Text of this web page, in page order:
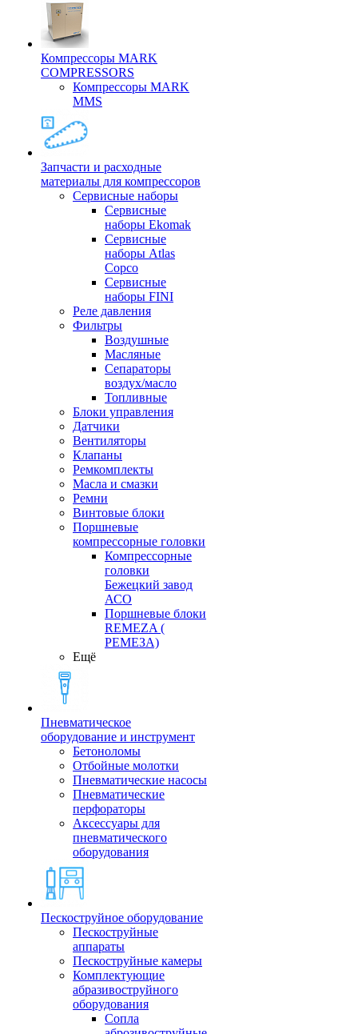
Компрессоры MARK
COMPRESSORS
Компрессоры MARK
MMS
Запчасти и расходные
материалы для компрессоров
Cервисные наборы
Сервисные
наборы Ekomak
Cервисные
наборы Atlas
Copco
Сервисные
наборы FINI
Реле давления
Фильтры
Воздушные
Масляные
Сепараторы
воздух/масло
Топливные
Блоки управления
Датчики
Вентиляторы
Клапаны
Ремкомплекты
Масла и смазки
Ремни
Винтовые блоки
Поршневые
компрессорные головки
Компрессорные
головки
Бежецкий завод
АСО
Поршневые блоки
REMEZA (
РЕМЕЗА)
Ещё
Пневматическое
оборудование и инструмент
Бетоноломы
Отбойные молотки
Пневматические насосы
Пневматические
перфораторы
Аксессуары для
пневматического
оборудования
Пескоструйное оборудование
Пескоструйные
аппараты
Пескоструйные камеры
Комплектующие
абразивоструйного
оборудования
Сопла